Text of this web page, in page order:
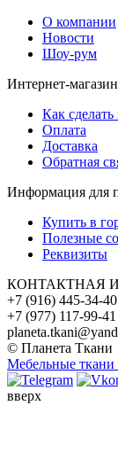
О компании
Новости
Шоу-рум
Интернет-магазин
Как сделать
Оплата
Доставка
Обратная
Информация для
Купить в
Полезные
Реквизиты
КОНТАКТНАЯ
+7 (916) 445-34-40
+7 (977) 117-99-41
© Планета Ткани
Мебельные ткани
вверх